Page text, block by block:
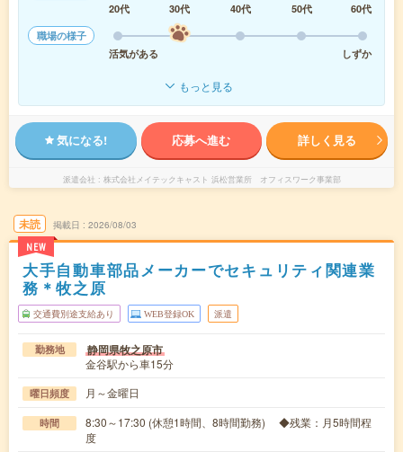
20代
30代 40代 50代
60代
職場の様子
活気がある
しずか
もっと見る
気になる! 応募へ進む 詳しく見る
派遣会社 株式会社メイテックキャスト 浜松営業所 オフィスワーク事業部
未読
NEW
掲載日 2026/08/03
大手自動車部品メーカーでセキュリティ関連業
務＊牧之原
交通費別途支給あり WEB登録OK 派遣
勤務地 静岡県牧之原市
金谷駅から車15分
曜日頻度 月～金曜日
時間
8:30～17:30 (休憩1時間、8時間勤務) ◆残業：月5時間程
度